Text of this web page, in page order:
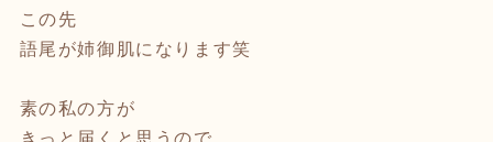
この先
語尾が姉御肌になります笑
素の私の方が
きっと届くと思うので。